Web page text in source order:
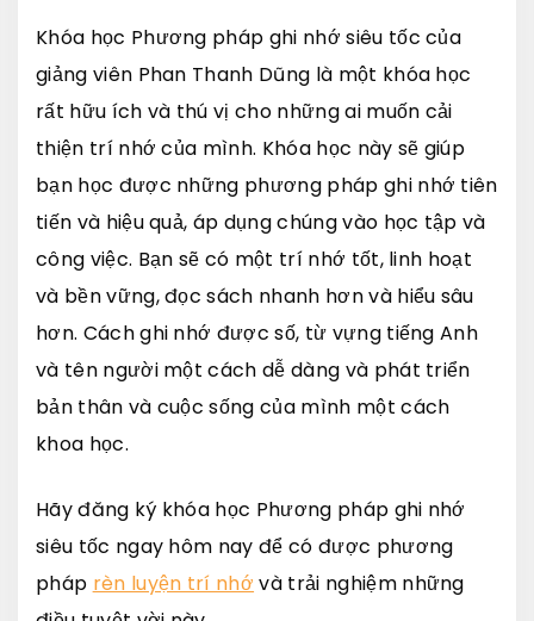
Khóa học Phương pháp ghi nhớ siêu tốc của
giảng viên Phan Thanh Dũng là một khóa học
rất hữu ích và thú vị cho những ai muốn cải
thiện trí nhớ của mình. Khóa học này sẽ giúp
bạn học được những phương pháp ghi nhớ tiên
tiến và hiệu quả, áp dụng chúng vào học tập và
công việc. Bạn sẽ có một trí nhớ tốt, linh hoạt
và bền vững, đọc sách nhanh hơn và hiểu sâu
hơn. Cách ghi nhớ được số, từ vựng tiếng Anh
và tên người một cách dễ dàng và phát triển
bản thân và cuộc sống của mình một cách
khoa học.
Hãy đăng ký khóa học Phương pháp ghi nhớ
siêu tốc ngay hôm nay để có được phương
pháp rèn luyện trí nhớ và trải nghiệm những